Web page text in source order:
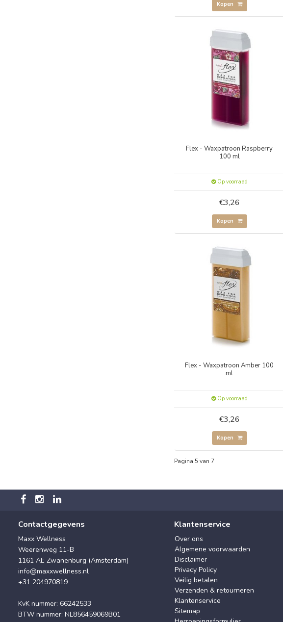
Kopen
Flex - Waxpatroon Raspberry
100 ml
Op voorraad
€3,26
Kopen
Flex - Waxpatroon Amber 100
ml
Op voorraad
€3,26
Kopen
Pagina 5 van 7
Contactgegevens
Maxx Wellness
Weerenweg 11-B
1161 AE Zwanenburg (Amsterdam)
info@maxxwellness.nl
+31 204970819
KvK nummer: 66242533
BTW nummer: NL856459069B01
Klantenservice
Over ons
Algemene voorwaarden
Disclaimer
Privacy Policy
Veilig betalen
Verzenden & retourneren
Klantenservice
Sitemap